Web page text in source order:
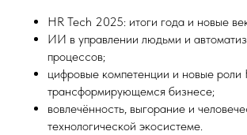
HR Tech 2025: итоги года и новые
ИИ в управлении людьми и
процессов;
цифровые компетенции и новые роли
трансформирующемся бизнесе;
вовлечённость, выгорание и
технологической экосистеме.